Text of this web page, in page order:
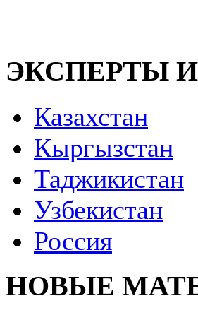
ЭКСПЕРТЫ
Казахстан
Кыргызстан
Таджикистан
Узбекистан
Россия
НОВЫЕ